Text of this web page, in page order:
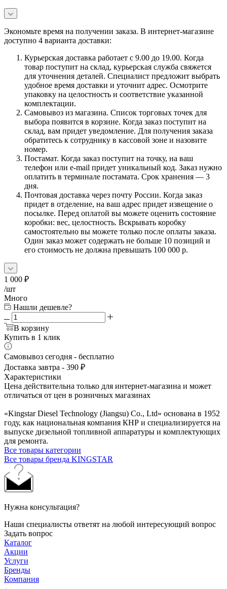
Экономьте время на получении заказа. В интернет-магазине
доступно 4 варианта доставки:
Курьерская доставка работает с 9.00 до 19.00. Когда
товар поступит на склад, курьерская служба свяжется
для уточнения деталей. Специалист предложит выбрать
удобное время доставки и уточнит адрес. Осмотрите
упаковку на целостность и соответствие указанной
комплектации.
Самовывоз из магазина. Список торговых точек для
выбора появится в корзине. Когда заказ поступит на
склад, вам придет уведомление. Для получения заказа
обратитесь к сотруднику в кассовой зоне и назовите
номер.
Постамат. Когда заказ поступит на точку, на ваш
телефон или e-mail придет уникальный код. Заказ нужно
оплатить в терминале постамата. Срок хранения — 3
дня.
Почтовая доставка через почту России. Когда заказ
придет в отделение, на ваш адрес придет извещение о
посылке. Перед оплатой вы можете оценить состояние
коробки: вес, целостность. Вскрывать коробку
самостоятельно вы можете только после оплаты заказа.
Один заказ может содержать не больше 10 позиций и
его стоимость не должна превышать 100 000 р.
1 000 ₽
/шт
Много
Нашли дешевле?
В корзину
Купить в 1 клик
Самовывоз сегодня - бесплатно
Доставка завтра - 390 ₽
Характеристики
Цена действительна только для интернет-магазина и может
отличаться от цен в розничных магазинах
«Kingstar Diesel Technology (Jiangsu) Co., Ltd» основана в 1952
году, как национальная компания КНР и специализируется на
выпуске дизельной топливной аппаратуры и комплектующих
для ремонта.
Все товары категории
Все товары бренда KINGSTAR
Нужна консультация?
Наши специалисты ответят на любой интересующий вопрос
Задать вопрос
Каталог
Акции
Услуги
Бренды
Компания